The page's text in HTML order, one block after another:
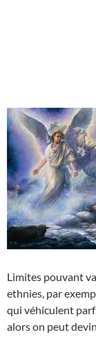
Limites pouvant
ethnies, par
qui véhiculent
alors on peut